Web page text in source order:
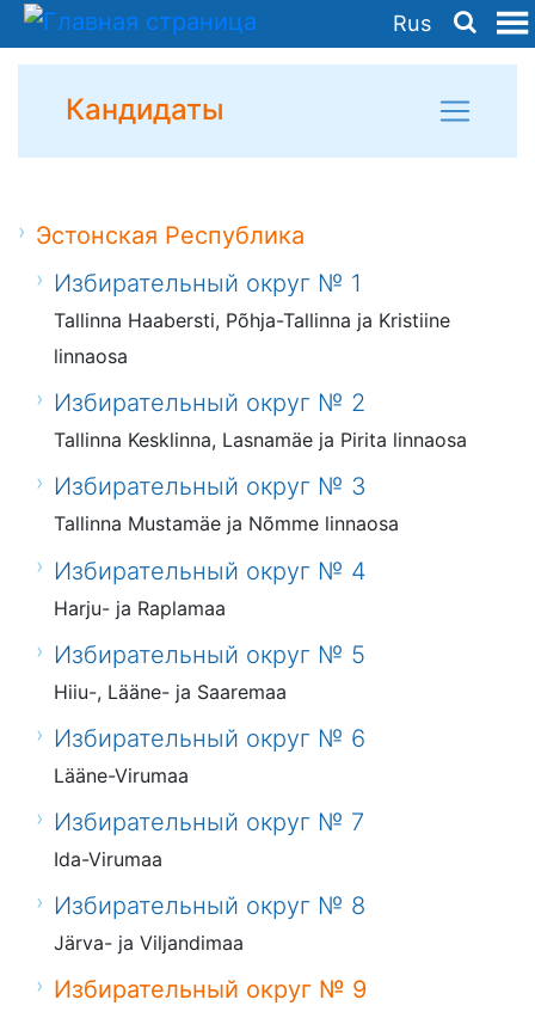
Rus
Кандидаты
Эстонская Республика
Избирательный округ № 1
Tallinna Haabersti, Põhja-Tallinna ja Kristiine
linnaosa
Избирательный округ № 2
Tallinna Kesklinna, Lasnamäe ja Pirita linnaosa
Избирательный округ № 3
Tallinna Mustamäe ja Nõmme linnaosa
Избирательный округ № 4
Harju- ja Raplamaa
Избирательный округ № 5
Hiiu-, Lääne- ja Saaremaa
Избирательный округ № 6
Lääne-Virumaa
Избирательный округ № 7
Ida-Virumaa
Избирательный округ № 8
Järva- ja Viljandimaa
Избирательный округ № 9